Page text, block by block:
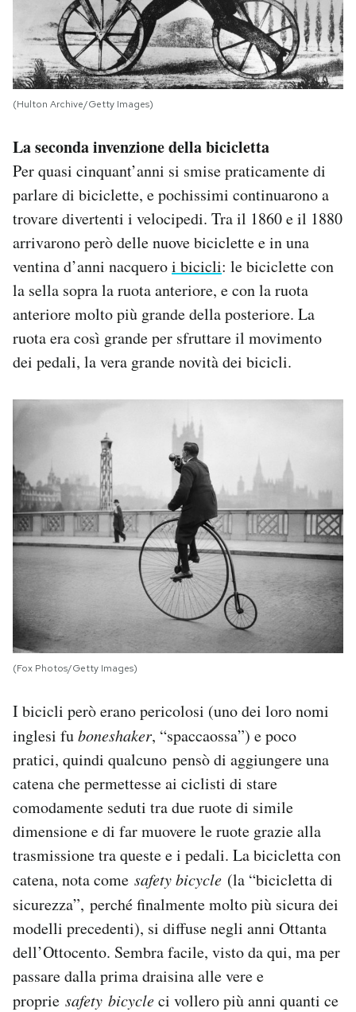
(Hulton Archive/Getty Images)
La seconda invenzione della bicicletta
Per quasi cinquant’anni si smise praticamente di
parlare di biciclette, e pochissimi continuarono a
trovare divertenti i velocipedi. Tra il 1860 e il 1880
arrivarono però delle nuove biciclette e in una
ventina d’anni nacqueroi bicicli: le biciclette con
la sella sopra la ruota anteriore, e con la ruota
anteriore molto più grande della posteriore. La
ruota era così grande per sfruttare il movimento
dei pedali, la vera grande novità dei bicicli.
(Fox Photos/Getty Images)
I bicicli però erano pericolosi (uno dei loro nomi
inglesi fuboneshaker, “spaccaossa”) e poco
pratici, quindi qualcuno pensò di aggiungere una
catena che permettesse ai ciclisti di stare
comodamente seduti tra due ruote di simile
dimensione e di far muovere le ruote grazie alla
trasmissione tra queste e i pedali. La bicicletta con
catena, nota come safety bicycle (la “bicicletta di
sicurezza”, perché finalmente molto più sicura dei
modelli precedenti), si diffuse negli anni Ottanta
dell’Ottocento. Sembra facile, visto da qui, ma per
passare dalla prima draisina alle vere e
proprie safety bicycleci vollero più anni quanti ce